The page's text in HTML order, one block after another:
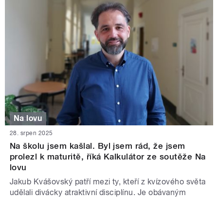
Na lovu
28. srpen 2025
Na školu jsem kašlal. Byl jsem rád, že jsem
prolezl k maturitě, říká Kalkulátor ze soutěže Na
lovu
Jakub Kvášovský patří mezi ty, kteří z kvízového světa
udělali divácky atraktivní disciplínu. Je obávaným